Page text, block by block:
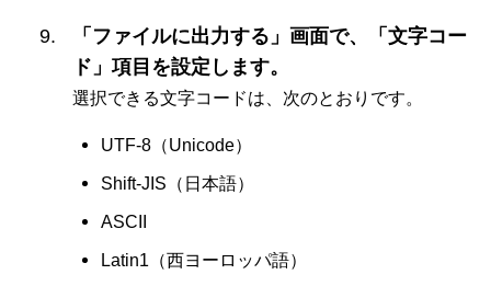
「ファイルに出力する」画面で、「文字コー
ド」項目を設定します。
選択できる文字コードは、次のとおりです。
UTF-8（Unicode）
Shift-JIS（日本語）
ASCII
Latin1（西ヨーロッパ語）